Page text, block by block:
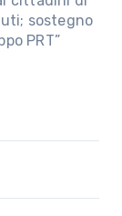
sostegno
PRT”